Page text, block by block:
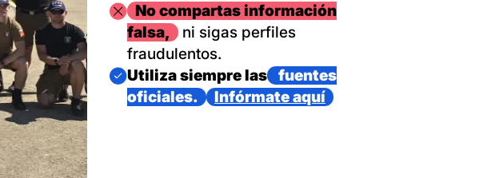
ImagenNo compartas información
falsa,
ni sigas perfiles
fraudulentos.
Imagen
Utiliza siempre las
fuentes
oficiales.
Infórmate aquí